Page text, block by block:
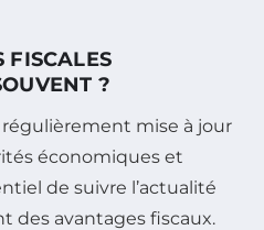
FISCALES
?
mise à jour
économiques et
de suivre l’actualité
des avantages fiscaux.